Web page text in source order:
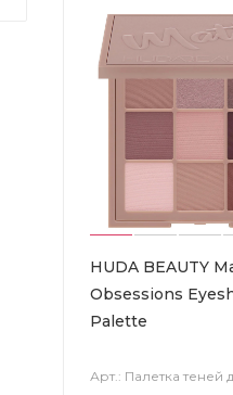
HUDA BEAUTY
Obsessions
Palette
Арт.: Палетка теней